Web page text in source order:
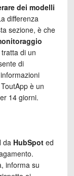
dei modelli
differenza
sezione, è che
di un
di
è un
14 giorni.
da HubSpoted
informa su